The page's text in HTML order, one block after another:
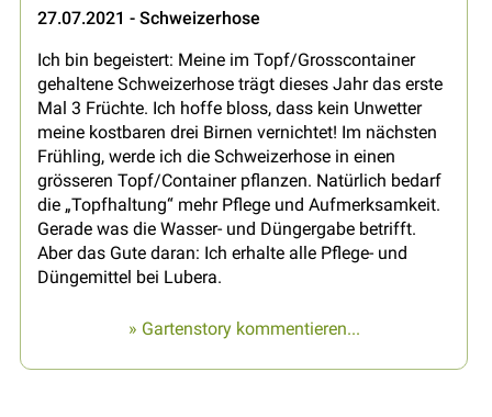
27.07.2021 - Schweizerhose
Ich bin begeistert: Meine im Topf/Grosscontainer
gehaltene Schweizerhose trägt dieses Jahr das erste
Mal 3 Früchte. Ich hoffe bloss, dass kein Unwetter
meine kostbaren drei Birnen vernichtet! Im nächsten
Frühling, werde ich die Schweizerhose in einen
grösseren Topf/Container pflanzen. Natürlich bedarf
die „Topfhaltung“ mehr Pflege und Aufmerksamkeit.
Gerade was die Wasser- und Düngergabe betrifft.
Aber das Gute daran: Ich erhalte alle Pflege- und
Düngemittel bei Lubera.
» Gartenstory kommentieren...